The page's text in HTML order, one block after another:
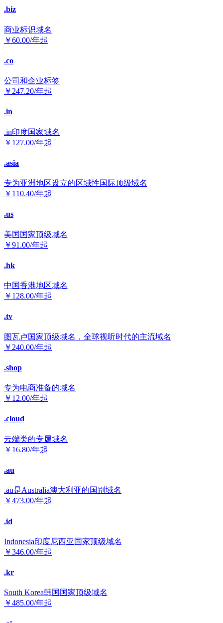
.biz
商业标识域名
￥60.00/年起
.co
公司和企业标签
￥ 247.20/年起
.in
.in印度国家域名
￥ 127.00/年起
.asia
专为亚洲地区设立的区域性国际顶级域名
￥ 110.40/年起
.us
美国国家顶级域名
￥91.00/年起
.hk
中国香港地区域名
￥ 128.00/年起
.tv
图瓦卢国家顶级域名，全球视听时代的主流域名
￥ 240.00/年起
.shop
专为电商准备的域名
￥ 12.00/年起
.cloud
云端类的专属域名
￥ 16.80/年起
.au
.au是Australia澳大利亚的国别域名
￥473.00/年起
.id
Indonesia印度尼西亚国家顶级域名
￥346.00/年起
.kr
South Korea韩国国家顶级域名
￥485.00/年起